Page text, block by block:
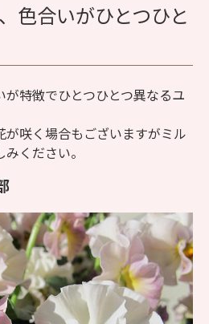
色合いがひとつひと
特徴でひとつひとつ異なるユ
咲く場合もございますがミル
ください。